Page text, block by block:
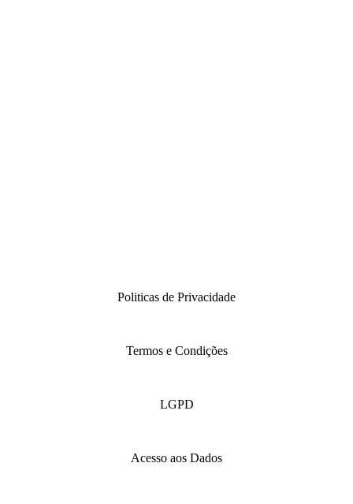
Politicas de Privacidade
Termos e Condições
LGPD
Acesso aos Dados